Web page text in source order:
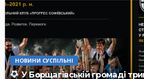
НОВИНИ СУСПІЛЬНІ
У Борщагівській громаді